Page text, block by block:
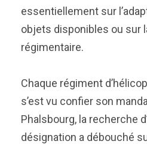
essentiellement sur
objets disponibles ou sur
régimentaire.
Chaque régiment
s’est vu confier son
Phalsbourg, la recherche
désignation a débouché